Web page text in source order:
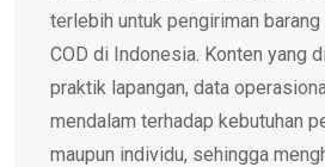
terlebih untuk pengiriman
COD di Indonesia. Konten yang
praktik lapangan, data
mendalam terhadap kebutuhan
maupun individu, sehingga